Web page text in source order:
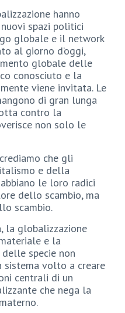
hanno
spazi politici
globale e il network
al giorno d’oggi,
globale delle
conosciuto e la
viene invitata. Le
di gran lunga
contro la
non solo le
che gli
e della
le loro radici
dello scambio, ma
scambio.
la globalizzazione
e la
specie non
volto a creare
centrali di un
che nega la